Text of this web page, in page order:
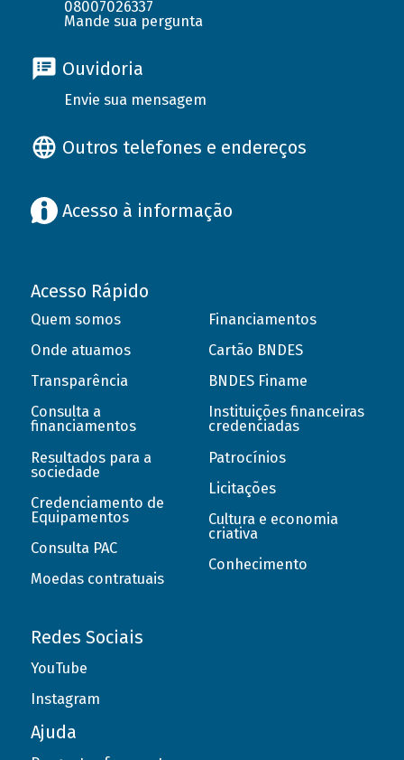
08007026337
Mande sua pergunta
Ouvidoria
Envie sua mensagem
Outros telefones e endereços
Acesso à informação
Acesso Rápido
Quem somos
Onde atuamos
Transparência
Consulta a
financiamentos
Resultados para a
sociedade
Credenciamento de
Equipamentos
Consulta PAC
Moedas contratuais
Financiamentos
Cartão BNDES
BNDES Finame
Instituições financeiras
credenciadas
Patrocínios
Licitações
Cultura e economia
criativa
Conhecimento
Redes Sociais
YouTube
Instagram
Ajuda